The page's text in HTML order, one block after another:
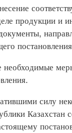
продукции и
силу
Казахстан